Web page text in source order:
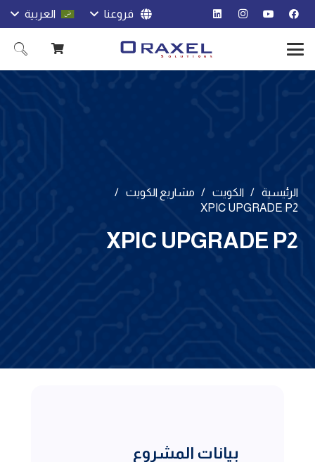
فروعنا العربية
الرئيسية / الكويت / مشاريع الكويت /
XPIC UPGRADE P2
XPIC UPGRADE P2
بيانات المشروع